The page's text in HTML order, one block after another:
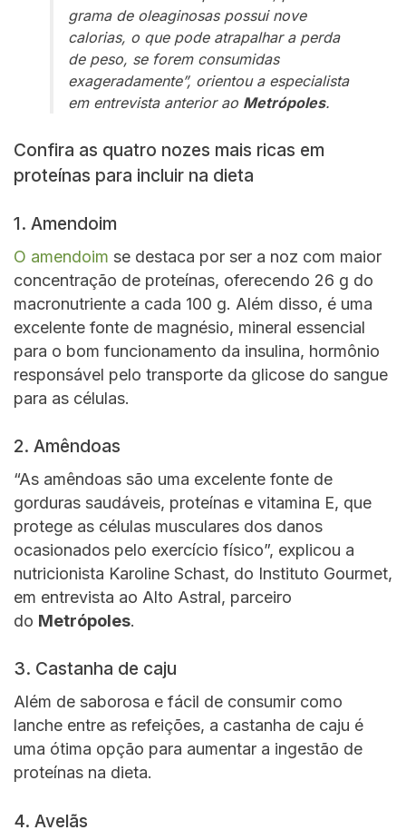
grama de oleaginosas possui nove
calorias, o que pode atrapalhar a perda
de peso, se forem consumidas
exageradamente”, orientou a especialista
em entrevista anterior ao Metrópoles.
Confira as quatro nozes mais ricas em
proteínas para incluir na dieta
1. Amendoim
O amendoim se destaca por ser a noz com maior
concentração de proteínas, oferecendo 26 g do
macronutriente a cada 100 g. Além disso, é uma
excelente fonte de magnésio, mineral essencial
para o bom funcionamento da insulina, hormônio
responsável pelo transporte da glicose do sangue
para as células.
2. Amêndoas
“As amêndoas são uma excelente fonte de
gorduras saudáveis, proteínas e vitamina E, que
protege as células musculares dos danos
ocasionados pelo exercício físico”, explicou a
nutricionista Karoline Schast, do Instituto Gourmet,
em entrevista ao Alto Astral, parceiro
do Metrópoles.
3. Castanha de caju
Além de saborosa e fácil de consumir como
lanche entre as refeições, a castanha de caju é
uma ótima opção para aumentar a ingestão de
proteínas na dieta.
4. Avelãs